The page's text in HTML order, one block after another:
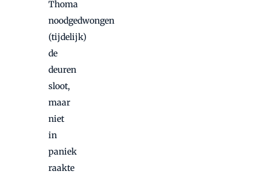
Thoma
noodgedwongen
(tijdelijk)
de
deuren
sloot,
maar
niet
in
paniek
raakte